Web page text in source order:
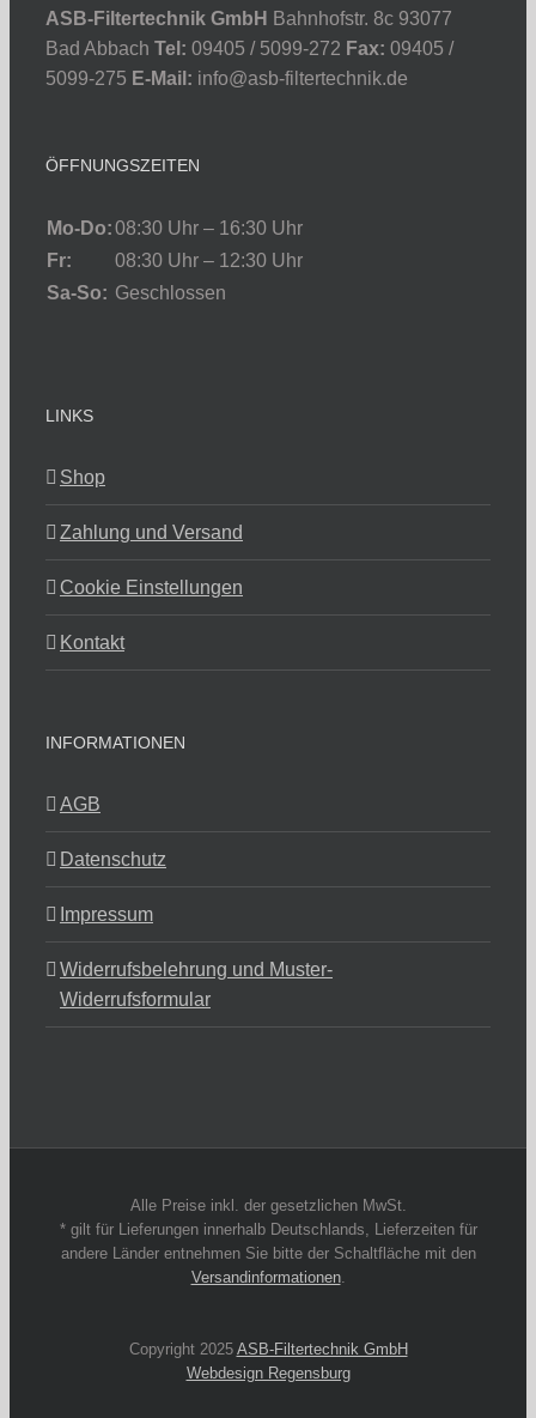
ASB-Filtertechnik GmbH
Bahnhofstr. 8c 93077
Bad Abbach Tel: 09405 / 5099-272 Fax: 09405 /
5099-275 E-Mail: info@asb-filtertechnik.de
ÖFFNUNGSZEITEN
Mo-Do:08:30 Uhr – 16:30 Uhr
Fr:
08:30 Uhr – 12:30 Uhr
Sa-So: Geschlossen
LINKS
Shop
Zahlung und Versand
Cookie Einstellungen
Kontakt
INFORMATIONEN
AGB
Datenschutz
Impressum
Widerrufsbelehrung und Muster-
Widerrufsformular
Alle Preise inkl. der gesetzlichen MwSt.
* gilt für Lieferungen innerhalb Deutschlands, Lieferzeiten für
andere Länder entnehmen Sie bitte der Schaltfläche mit den
Versandinformationen.
Copyright 2025 ASB-Filtertechnik GmbH
Webdesign Regensburg